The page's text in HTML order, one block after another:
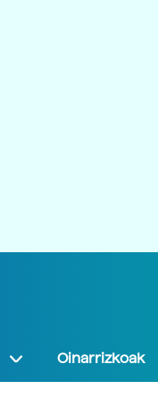
Oinarrizkoak